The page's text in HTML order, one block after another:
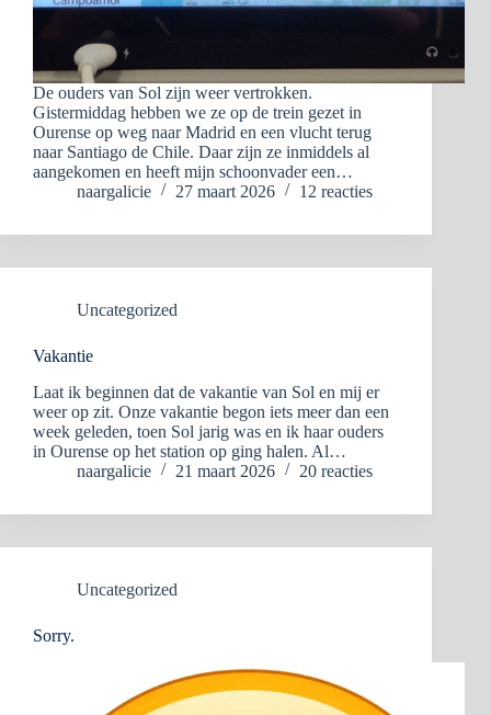
De ouders van Sol zijn weer vertrokken.
Gistermiddag hebben we ze op de trein gezet in
Ourense op weg naar Madrid en een vlucht terug
naar Santiago de Chile. Daar zijn ze inmiddels al
aangekomen en heeft mijn schoonvader een…
naargalicie
27 maart 2026 12 reacties
Uncategorized
Vakantie
Laat ik beginnen dat de vakantie van Sol en mij er
weer op zit. Onze vakantie begon iets meer dan een
week geleden, toen Sol jarig was en ik haar ouders
in Ourense op het station op ging halen. Al…
naargalicie
21 maart 2026 20 reacties
Uncategorized
Sorry.